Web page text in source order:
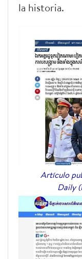
la historia.
Artículo
Daily